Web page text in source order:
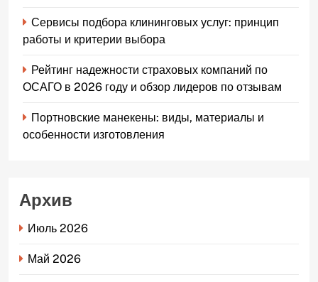
Сервисы подбора клининговых услуг: принцип
работы и критерии выбора
Рейтинг надежности страховых компаний по
ОСАГО в 2026 году и обзор лидеров по отзывам
Портновские манекены: виды, материалы и
особенности изготовления
Архив
Июль 2026
Май 2026